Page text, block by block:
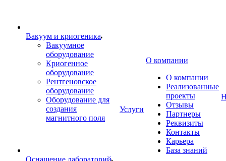
Вакуум и криогеника
Вакуумное
оборудование
Криогенное
оборудование
Рентгеновское
оборудование
Оборудование для
создания
магнитного поля
Оснащение лабораторий
Услуги
О компании
О компании
Реализованные
проекты
Отзывы
Партнеры
Реквизиты
Контакты
Карьера
База знаний